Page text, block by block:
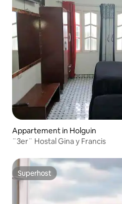
Appartement in Holguin
¨3er¨ Hostal Gina y Francis
Superhost
Superhost